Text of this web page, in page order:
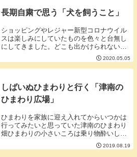
長期自粛で思う「犬を飼うこと」
ショッピングやレジャー新型コロナウイル
スは楽しみにしていたものを色々と台無し
にしてきました。どこも出かけられない制
限がかかりすぎだと苛立つこともしばしば
ですが飼われているワンちゃんはこの苛立
ちにほぼ一生縛られて生活しているような
2020.05.05
しばいぬひまわりと行く「津南の
ひまわり広場」
ひまわりを家族に迎え入れてからいつかは
行ってみたいと思っていた津南のひまわり
畑ひまわりの小さいころは乗り物酔いして
しまう体質で車に乗るのが苦手でした。そ
のため家から１時間以上はかかる津南に行
2019.08.19